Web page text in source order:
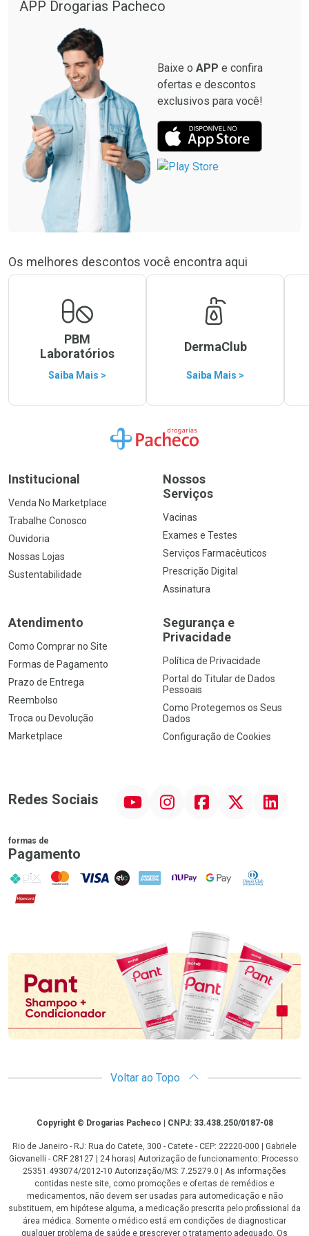
APP Drogarias Pacheco
Baixe o APP e confira
ofertas e descontos
exclusivos para você!
Os melhores descontos você encontra aqui
PBM
Laboratórios
Saiba Mais >
DermaClub
Saiba Mais >
Ir para a Home
Institucional
Venda No Marketplace
Trabalhe Conosco
Ouvidoria
Nossas Lojas
Sustentabilidade
Nossos
Serviços
Vacinas
Exames e Testes
Serviços Farmacêuticos
Prescrição Digital
Assinatura
Atendimento
Como Comprar no Site
Formas de Pagamento
Prazo de Entrega
Reembolso
Troca ou Devolução
Marketplace
Segurança e
Privacidade
Política de Privacidade
Portal do Titular de Dados
Pessoais
Como Protegemos os Seus
Dados
Configuração de Cookies
Redes Sociais InstagramFacebook Linkedin
formas de
Pagamento
PIX MasterCard
VISA ELO AMEX NuPay Google PayDiners Club
Hipercard
Promoção em Destaque
Voltar ao Topo
CopyrightCopyright © Drogarias Pacheco | CNPJ: 33.438.250/0187-08
Rio de Janeiro - RJ: Rua do Catete, 300 - Catete - CEP: 22220-000 | Gabriele
Giovanelli - CRF 28127 | 24 horas| Autorização de funcionamento: Processo:
25351.493074/2012-10 Autorização/MS: 7.25279.0 | As informações
contidas neste site, como promoções e ofertas de remédios e
medicamentos, não devem ser usadas para automedicação e não
substituem, em hipótese alguma, a medicação prescrita pelo profissional da
área médica. Somente o médico está em condições de diagnosticar
qualquer problema de saúde e prescrever o tratamento adequado. Os